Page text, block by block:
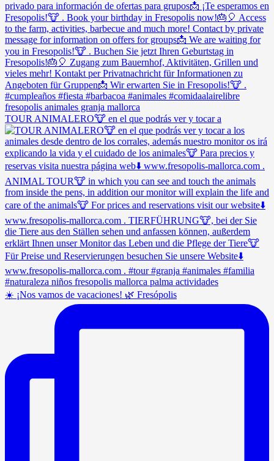
TOUR ANIMALERO🐮 en el que podrás ver y tocar a
☀️ ¡Nos vamos de vacaciones! 🌿 Fresópolis